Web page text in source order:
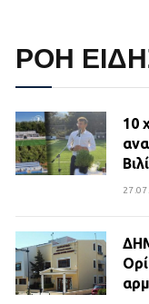
ΡΟΗ
10